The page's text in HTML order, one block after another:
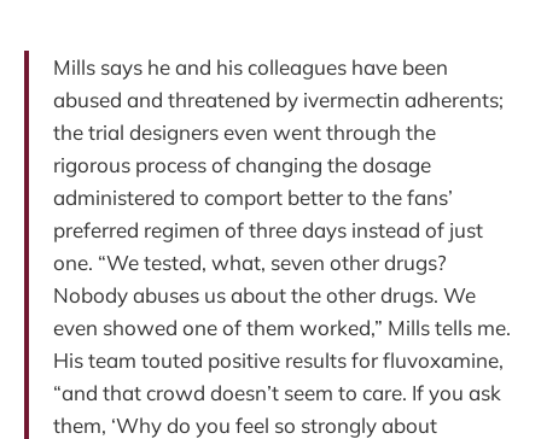
Mills says he and his colleagues have been
abused and threatened by ivermectin adherents;
the trial designers even went through the
rigorous process of changing the dosage
administered to comport better to the fans’
preferred regimen of three days instead of just
one. “We tested, what, seven other drugs?
Nobody abuses us about the other drugs. We
even showed one of them worked,” Mills tells me.
His team touted positive results for fluvoxamine,
“and that crowd doesn’t seem to care. If you ask
them, ‘Why do you feel so strongly about